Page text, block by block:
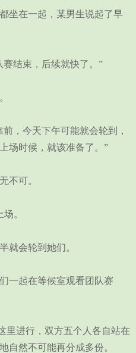
在一起，某男生说起了早
结束，后续就快了。”
，今天下午可能就会轮到，
场时候，就该准备了。”
可。
。
会轮到她们。
起在等候室观看团队赛
进行，双方五个人各自站在
自然不可能再分成多份。